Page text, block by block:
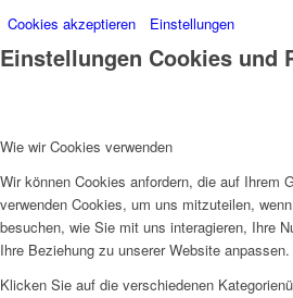
Cookies akzeptieren
Einstellungen
Einstellungen Cookies und
Wie wir Cookies verwenden
Wir können Cookies anfordern, die auf Ihrem
verwenden Cookies, um uns mitzuteilen,
besuchen, wie Sie mit uns interagieren, Ihre
Ihre Beziehung zu unserer Website anpassen.
Klicken Sie auf die verschiedenen